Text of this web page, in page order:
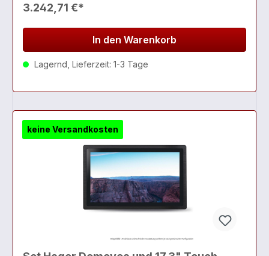
3.242,71 €*
In den Warenkorb
Lagernd, Lieferzeit: 1-3 Tage
keine Versandkosten